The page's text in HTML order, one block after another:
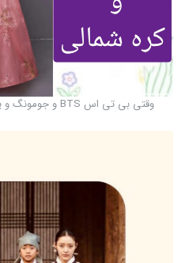
وقتی بی تی اس BTS و جومونگ و یانگوم و انیمه را هم کپی کردند ...